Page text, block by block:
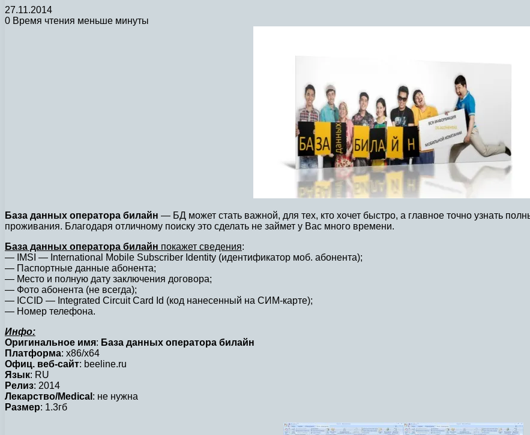
27.11.2014
0 Время чтения меньше минуты
База данных оператора билайн — БД может стать важной, для тех, кто хочет быстро, а главное точно узнать
проживания. Благодаря отличному поиску это сделать не займет у Вас много времени.
База данных оператора билайн покажет сведения:
— IMSI — International Mobile Subscriber Identity (идентификатор моб. абонента);
— Паспортные данные абонента;
— Место и полную дату заключения договора;
— Фото абонента (не всегда);
— ICCID — Integrated Circuit Card Id (код нанесенный на СИМ-карте);
— Номер телефона.
Инфо:
Оригинальное имя: База данных оператора билайн
Платформа: x86/x64
Офиц. веб-сайт: beeline.ru
Язык: RU
Релиз: 2014
Лекарство/Medical : не нужна
Размер: 1.3гб